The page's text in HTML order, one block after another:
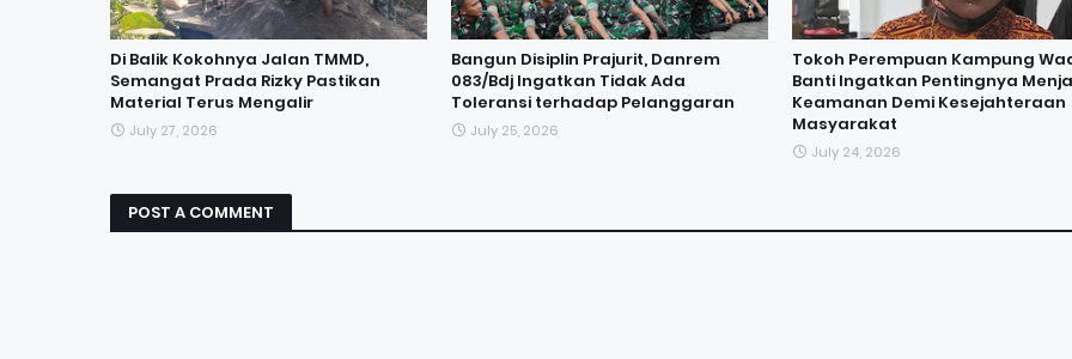
Di Balik Kokohnya Jalan TMMD,
Semangat Prada Rizky Pastikan
Material Terus Mengalir
July 27, 2026
Bangun Disiplin Prajurit, Danrem
083/Bdj Ingatkan Tidak Ada
Toleransi terhadap Pelanggaran
July 25, 2026
Tokoh Perempuan Kampung
Banti Ingatkan Pentingnya
Keamanan Demi Kesejahteraan
Masyarakat
July 24, 2026
POST A COMMENT